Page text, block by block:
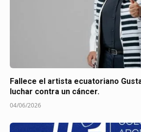
Fallece el artista ecuatoriano
luchar contra un cáncer.
04/06/2026